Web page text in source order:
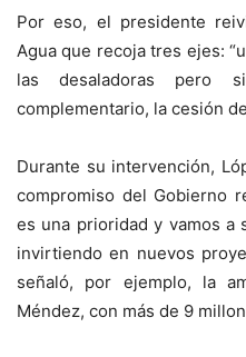
Por eso, el presidente
Agua que recoja tres ejes:
las desaladoras pero
complementario, la cesión
Durante su intervención,
compromiso del Gobierno
es una prioridad y vamos a
invirtiendo en nuevos
señaló, por ejemplo, la
Méndez, con más de 9